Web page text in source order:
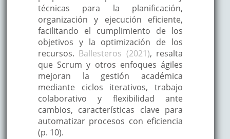
técnicas para la planificación,
organización y ejecución eficiente,
facilitando el cumplimiento de los
objetivos y la optimización de los
recursos. Ballesteros (2021), resalta
que Scrum y otros enfoques ágiles
mejoran la gestión académica
mediante ciclos iterativos, trabajo
colaborativo y flexibilidad ante
cambios, características clave para
automatizar procesos con eficiencia
(p. 10).